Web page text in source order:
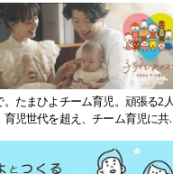
たまひよチーム育児。頑張る2
児世代を超え、チーム育児に共